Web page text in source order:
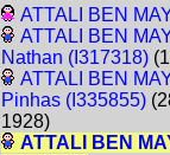
ATTALI BEN
ATTALI BEN
Nathan (I317318)
ATTALI BEN
Pinhas (I335855)
1928)
ATTALI BEN